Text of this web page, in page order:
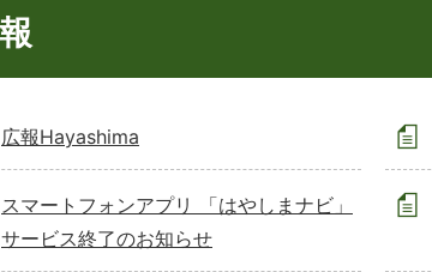
広報Hayashima
スマートフォンアプリ 「はやしまナビ」
サービス終了のお知らせ